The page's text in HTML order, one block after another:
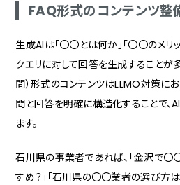
FAQ形式のコンテンツ整
生成AIは「〇〇とは何か」「〇〇のメリ
クエリに対して回答を生成することが
問）形式のコンテンツはLLMO対策に
問と回答を明確に構造化することで、
ます。
石川県の事業者であれば、「金沢で〇
すめ？」「石川県の〇〇業者の選び方